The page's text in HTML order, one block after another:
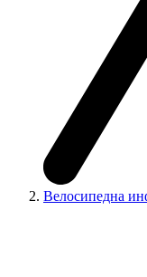
Велосипедна